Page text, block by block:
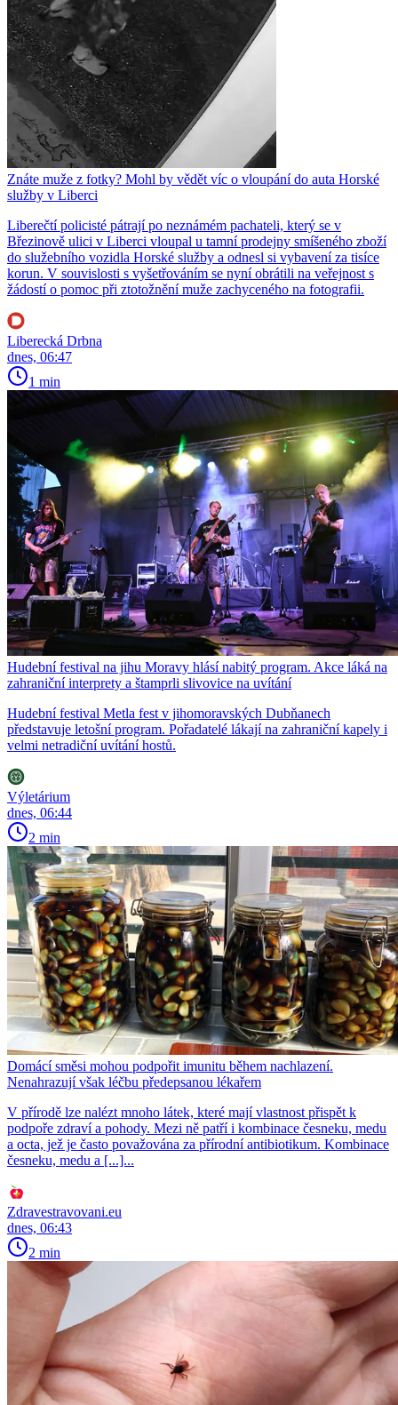
Znáte muže z fotky? Mohl by vědět víc o vloupání do auta Horské
služby v Liberci
Liberečtí policisté pátrají po neznámém pachateli, který se v
Březinově ulici v Liberci vloupal u tamní prodejny smíšeného zboží
do služebního vozidla Horské služby a odnesl si vybavení za tisíce
korun. V souvislosti s vyšetřováním se nyní obrátili na veřejnost s
žádostí o pomoc při ztotožnění muže zachyceného na fotografii.
Liberecká Drbna
dnes, 06:47
1 min
Hudební festival na jihu Moravy hlásí nabitý program. Akce láká na
zahraniční interprety a štamprli slivovice na uvítání
Hudební festival Metla fest v jihomoravských Dubňanech
představuje letošní program. Pořadatelé lákají na zahraniční kapely i
velmi netradiční uvítání hostů.
Výletárium
dnes, 06:44
2 min
Domácí směsi mohou podpořit imunitu během nachlazení.
Nenahrazují však léčbu předepsanou lékařem
V přírodě lze nalézt mnoho látek, které mají vlastnost přispět k
podpoře zdraví a pohody. Mezi ně patří i kombinace česneku, medu
a octa, jež je často považována za přírodní antibiotikum. Kombinace
česneku, medu a [...]...
Zdravestravovani.eu
dnes, 06:43
2 min